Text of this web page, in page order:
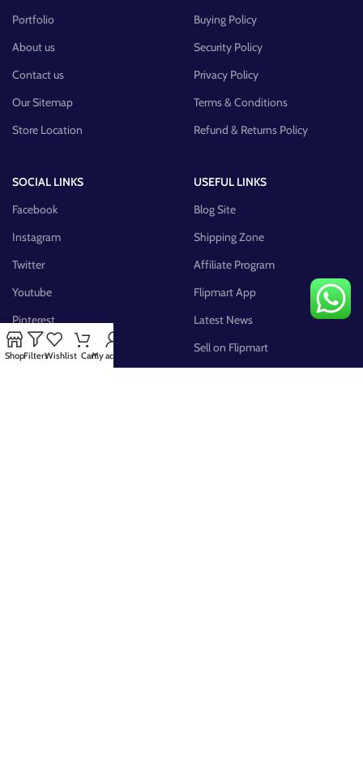
Portfolio
About us
Contact us
Our Sitemap
Store Location
Buying Policy
Security Policy
Privacy Policy
Terms & Conditions
Refund & Returns Policy
SOCIAL LINKS
Facebook
Instagram
Twitter
Youtube
Pinterest
FB Group
USEFUL LINKS
Blog Site
Shipping Zone
Affiliate Program
Flipmart App
Latest News
Sell on Flipmart
ShopFiltersWishlist CartMy account